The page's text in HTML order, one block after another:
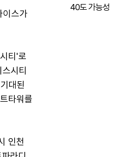
이스가
티'로
시티
대된
타워를
인천
40도 가능성